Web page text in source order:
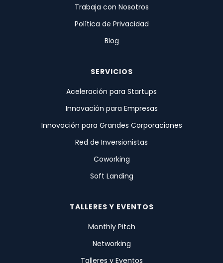
Trabaja con Nosotros
Política de Privacidad
Blog
SERVICIOS
Aceleración para Startups
Innovación para Empresas
Innovación para Grandes Corporaciones
Red de Inversionistas
Coworking
Soft Landing
TALLERES Y EVENTOS
Monthly Pitch
Networking
Talleres y Eventos